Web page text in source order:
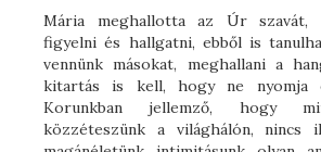
Mária meghallotta az Úr szavát,
figyelni és hallgatni, ebből is
vennünk másokat, meghallani a
kitartás is kell, hogy ne nyomja
Korunkban jellemző, hogy
közzéteszünk a világhálón, nincs